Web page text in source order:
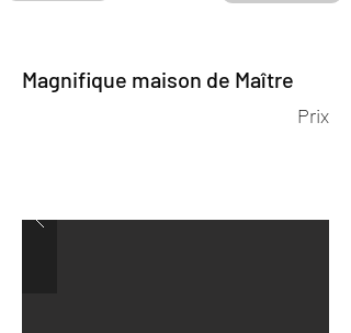
Magnifique maison de Maître
Prix